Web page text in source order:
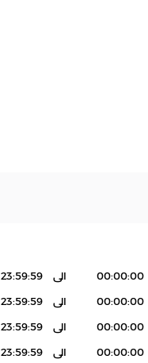
00:00:00 الى 23:59:59
00:00:00 الى 23:59:59
00:00:00 الى 23:59:59
00:00:00 الى 23:59:59